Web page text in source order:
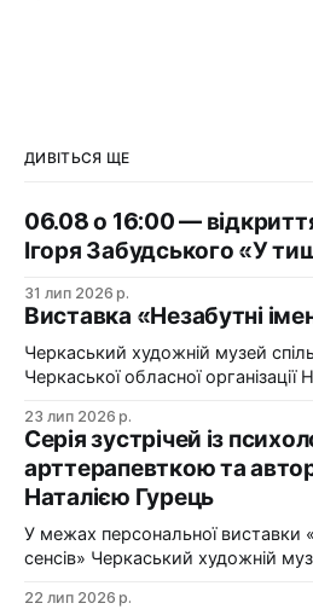
ДИВІТЬСЯ ЩЕ
06.08 о 16:00 —
Ігоря Забудського «У
31 лип 2026 р.
Виставка «Незабутні
Черкаський художній музей
Черкаської обласної організації
імена». Виставка «Незабутні імена» — це мистецька
подорож у творчий спадок
життєвий шлях вже завершилися,
сьогодні продовжує
23 лип 2026 р.
Серія зустрічей із
арттерапевткою та
Наталією Гурець
У межах персональної виставки
сенсів» Черкаський художній
22 лип 2026 р.